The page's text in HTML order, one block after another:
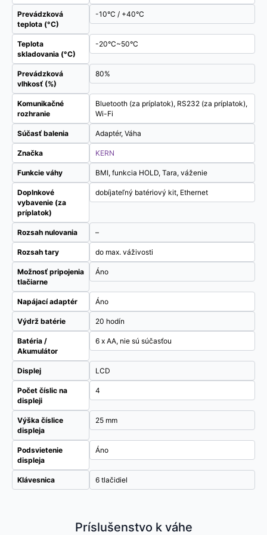
Prevádzková
teplota (°C)
-10°C / +40°C
Teplota
skladovania (°C)
-20°C~50°C
Prevádzková
vlhkosť (%)
80%
Komunikačné
rozhranie
Bluetooth (za príplatok), RS232 (za príplatok),
Wi-Fi
Súčasť balenia Adaptér, Váha
Značka KERN
Funkcie váhy BMI, funkcia HOLD, Tara, váženie
Doplnkové
vybavenie (za
príplatok)
dobíjateľný batériový kit, Ethernet
Rozsah nulovania –
Rozsah tary do max. váživosti
Možnosť pripojenia
tlačiarne
Áno
Napájací adaptér Áno
Výdrž batérie 20 hodín
Batéria /
Akumulátor
6 x AA, nie sú súčasťou
Displej LCD
Počet číslic na
displeji
4
Výška číslice
displeja
25 mm
Podsvietenie
displeja
Áno
Klávesnica 6 tlačidiel
Príslušenstvo k váhe